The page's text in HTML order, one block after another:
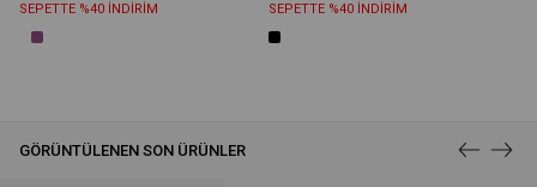
GÖRÜNTÜLENEN SON ÜRÜNLER
SEPETTE %40 İNDİRİM
SEPETTE %40 İNDİRİM